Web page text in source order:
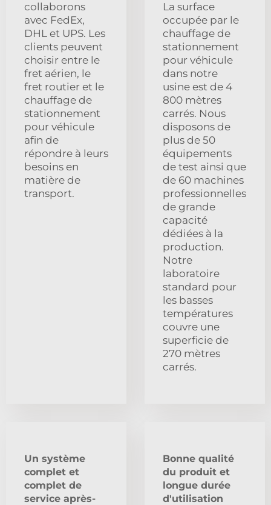
collaborons
avec FedEx,
DHL et UPS. Les
clients peuvent
choisir entre le
fret aérien, le
fret routier et le
chauffage de
stationnement
pour véhicule
afin de
répondre à leurs
besoins en
matière de
transport.
La surface
occupée par le
chauffage de
stationnement
pour véhicule
dans notre
usine est de 4
800 mètres
carrés. Nous
disposons de
plus de 50
équipements
de test ainsi que
de 60 machines
professionnelles
de grande
capacité
dédiées à la
production.
Notre
laboratoire
standard pour
les basses
températures
couvre une
superficie de
270 mètres
carrés.
Un système
complet et
complet de
service après-
Bonne qualité
du produit et
longue durée
d'utilisation